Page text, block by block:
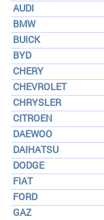
AUDI
BMW
BUICK
BYD
CHERY
CHEVROLET
CHRYSLER
CITROEN
DAEWOO
DAIHATSU
DODGE
FIAT
FORD
GAZ